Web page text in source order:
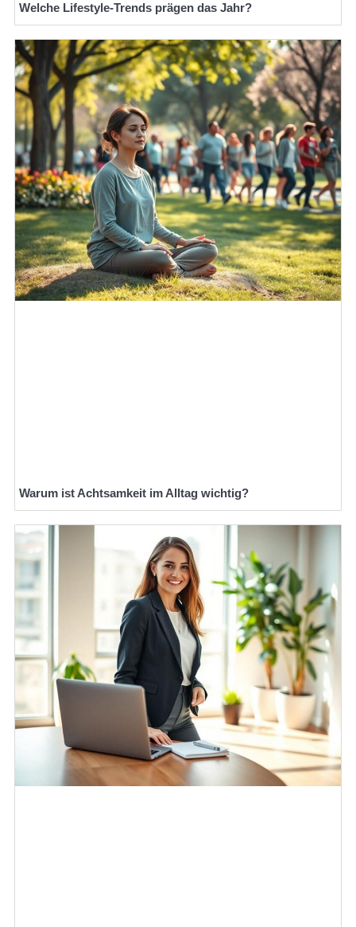
Welche Lifestyle-Trends prägen das Jahr?
Warum ist Achtsamkeit im Alltag wichtig?